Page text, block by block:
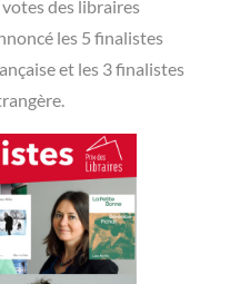
des libraires
les 5 finalistes
et les 3 finalistes